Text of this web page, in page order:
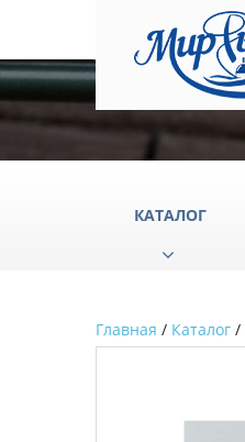
КАТАЛОГ
Аксессуары
Главная / Каталог /